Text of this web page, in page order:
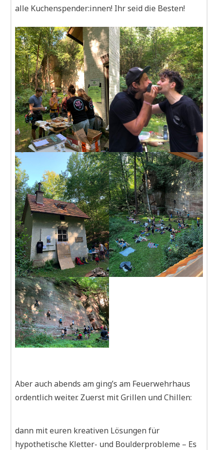
alle Kuchenspender:innen! Ihr seid die Besten!
Aber auch abends am ging’s am Feuerwehrhaus
ordentlich weiter. Zuerst mit Grillen und Chillen:
dann mit euren kreativen Lösungen für
hypothetische Kletter- und Boulderprobleme – Es